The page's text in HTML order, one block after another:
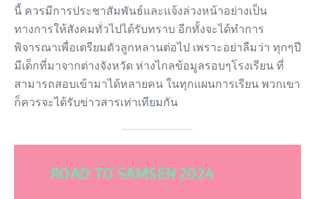
นี้ ควรมีการประชาสัมพันธ์และแจ้งล่วงหน้าอย่างเป็น
ทางการให้สังคมทั่วไปได้รับทราบ อีกทั้งจะได้ทำการ
พิจารณาเพื่อเตรียมตัวลูกหลานต่อไป เพราะอย่าลืมว่า ทุกๆปี
มีเด็กที่มาจากต่างจังหวัด ห่างไกลข้อมูลรอบๆโรงเรียน ที่
สามารถสอบเข้ามาได้หลายคน ในทุกแผนการเรียน พวกเขา
ก็ควรจะได้รับข่าวสารเท่าเทียมกัน
ROAD TO SAMSEN 2024